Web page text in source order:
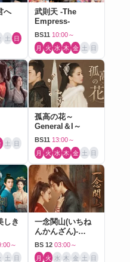
へ
土 日
武則天 -The
Empress-
BS11 10:00～
月 火 水 木 金 土 日
土 日
孤高の花～
General＆I～
BS11 13:00～
月 火 水 木 金 土 日
しき
～
土 日
一念関山(いちね
んかんざん)-
Journey to Love-
BS 12 03:00～
月 火 水 木 金 土 日